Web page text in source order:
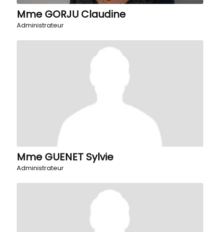
Mme GORJU Claudine
Administrateur
Mme GUENET Sylvie
Administrateur